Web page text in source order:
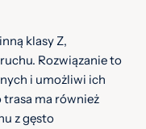
klasy Z,
Rozwiązanie to
i umożliwi ich
trasa ma również
z gęsto